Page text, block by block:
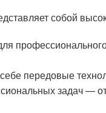
собой
передовые
задач — от